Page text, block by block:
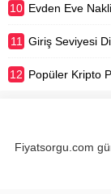
10 Evden Eve
11 Giriş Seviyesi
12 Popüler Kripto
Fiyatsorgu.com